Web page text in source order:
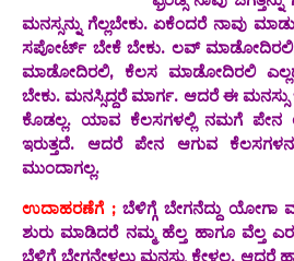
ಮನಸ್ಸನ್ನು ಗೆಲ್ಲಬೇಕು. ಏಕೆಂದರೆ ನಾವು
ಸಪೋರ್ಟ್ ಬೇಕೆ ಬೇಕು. ಲವ್
ಮಾಡೋದಿರಲಿ, ಕೆಲಸ ಮಾಡೋದಿರಲಿ
ಬೇಕು. ಮನಸ್ಸಿದ್ದರೆ ಮಾರ್ಗ. ಆದರೆ ಈ
ಕೊಡಲ್ಲ. ಯಾವ ಕೆಲಸಗಳಲ್ಲಿ ನಮಗೆ ಪೇನ
ಇರುತ್ತದೆ. ಆದರೆ ಪೇನ ಆಗುವ
ಮುಂದಾಗಲ್ಲ.
ಉದಾಹರಣೆಗೆ ;ಬೆಳಿಗ್ಗೆ ಬೇಗನೆದ್ದು ಯೋಗಾ
ಶುರು ಮಾಡಿದರೆ ನಮ್ಮ ಹೆಲ್ತ ಹಾಗೂ ವೆಲ್ತ
ಬೆಳಿಗ್ಗೆ ಬೇಗನೇಳಲು ಮನಸ್ಸು ಕೇಳಲ್ಲ. ಆದರೆ